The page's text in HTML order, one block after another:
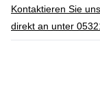
Kontaktieren Sie
direkt an unter